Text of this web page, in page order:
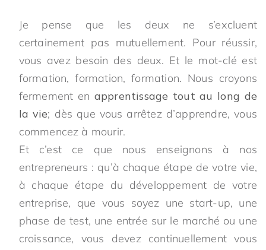
Je pense que les deux ne s’excluent
certainement pas mutuellement. Pour réussir,
vous avez besoin des deux. Et le mot-clé est
formation, formation, formation. Nous croyons
fermement en apprentissage tout au long de
la vie; dès que vous arrêtez d’apprendre, vous
commencez à mourir.
Et c’est ce que nous enseignons à nos
entrepreneurs : qu’à chaque étape de votre vie,
à chaque étape du développement de votre
entreprise, que vous soyez une start-up, une
phase de test, une entrée sur le marché ou une
croissance, vous devez continuellement vous